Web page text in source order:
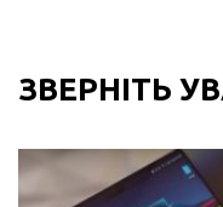
ЗВЕРНІТЬ